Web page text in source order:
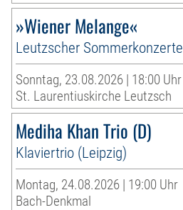
»Wiener Melange«
Leutzscher Sommerkonzerte
Sonntag, 23.08.2026 | 18:00 Uhr
St. Laurentiuskirche Leutzsch
Mediha Khan Trio (D)
Klaviertrio (Leipzig)
Montag, 24.08.2026 | 19:00 Uhr
Bach-Denkmal